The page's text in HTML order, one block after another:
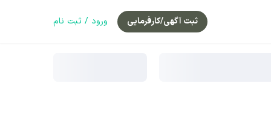
ثبت آگهی/کارفرمایی ورود / ثبت نام